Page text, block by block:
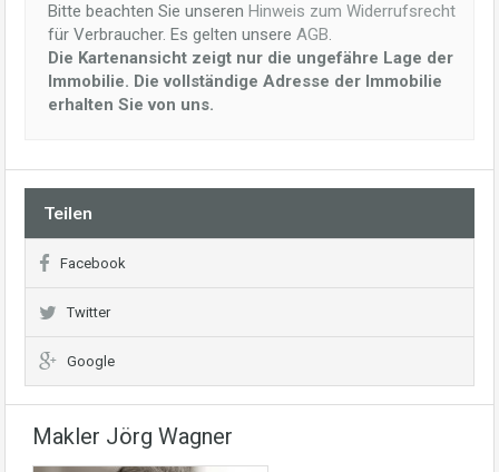
Bitte beachten Sie unseren Hinweis zum Widerrufsrecht
für Verbraucher. Es gelten unsere AGB.
Die Kartenansicht zeigt nur die ungefähre Lage der
Immobilie. Die vollständige Adresse der Immobilie
erhalten Sie von uns.
Teilen
Facebook
Twitter
Google
Makler Jörg Wagner